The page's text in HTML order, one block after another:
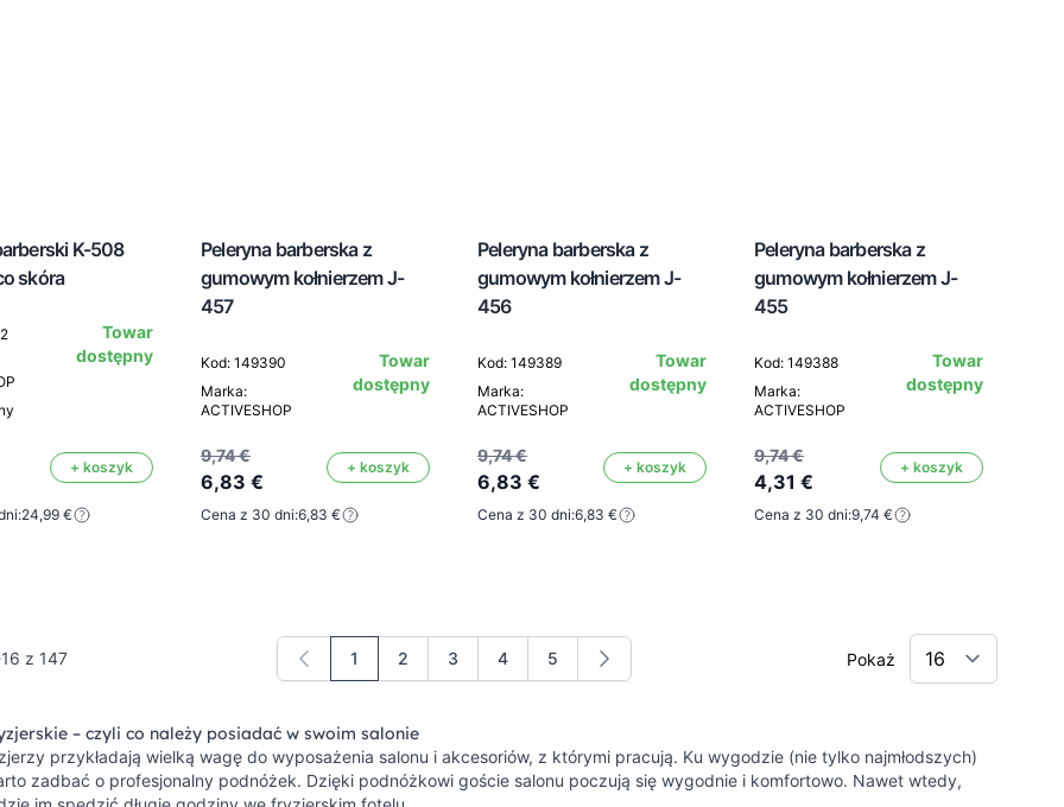
K-508
skóra
Towar
dostępny
+ koszyk
24,99 €
Peleryna barberska z
gumowym kołnierzem J-
457
Kod: 149390
Marka:
ACTIVESHOP
Towar
dostępny
9,74 €
6,83 €
+ koszyk
Cena z 30 dni:6,83 €
Peleryna barberska z
gumowym kołnierzem J-
456
Kod: 149389
Marka:
ACTIVESHOP
Towar
dostępny
9,74 €
6,83 €
+ koszyk
Cena z 30 dni:6,83 €
Peleryna barberska z
gumowym kołnierzem J-
455
Kod: 149388
Marka:
ACTIVESHOP
Towar
dostępny
9,74 €
4,31 €
+ koszyk
Cena z 30 dni:9,74 €
16 z 147 Aktualnie czytasz stronę
1 Strona
2 Strona
3 Strona
4 Strona
5 Pokaż
– czyli co należy posiadać w swoim salonie
przykładają wielką wagę do wyposażenia salonu i akcesoriów, z którymi pracują. Ku wygodzie (nie tylko najmłodszych)
zadbać o profesjonalny podnóżek. Dzięki podnóżkowi goście salonu poczują się wygodnie i komfortowo. Nawet wtedy,